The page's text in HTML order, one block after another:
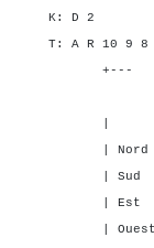
D
9 8 6
P
- 6
- 6
| Est -
- - 4